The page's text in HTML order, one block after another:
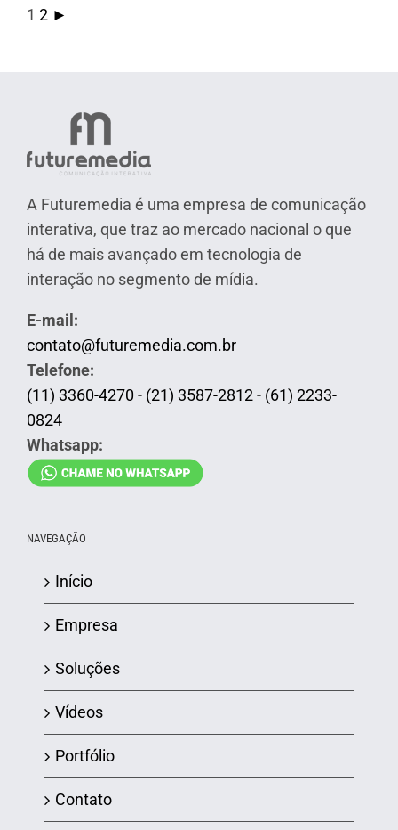
1 2 ►
A Futuremedia é uma empresa de comunicação
interativa, que traz ao mercado nacional o que
há de mais avançado em tecnologia de
interação no segmento de mídia.
E-mail:
contato@futuremedia.com.br
Telefone:
(11) 3360-4270 - (21) 3587-2812- (61) 2233-
0824
Whatsapp:
NAVEGAÇÃO
Início
Empresa
Soluções
Vídeos
Portfólio
Contato